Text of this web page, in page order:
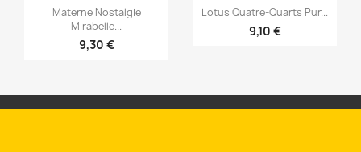
Snabbvy
Materne Nostalgie
Mirabelle...
9,30 €
Snabbvy
Lotus Quatre-Quarts Pur...
9,10 €